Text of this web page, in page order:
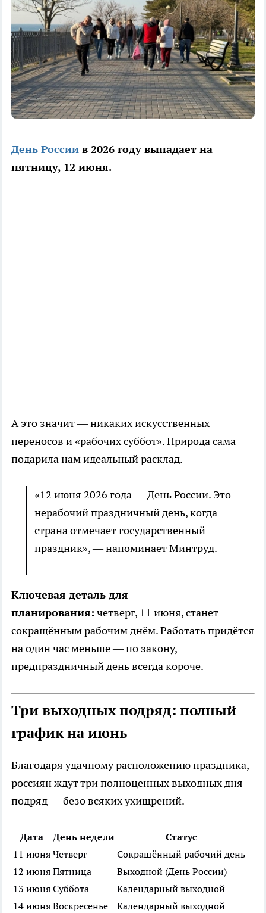
День России в 2026 году выпадает на
пятницу, 12 июня.
А это значит — никаких искусственных
переносов и «рабочих суббот». Природа сама
подарила нам идеальный расклад.
«12 июня 2026 года — День России. Это
нерабочий праздничный день, когда
страна отмечает государственный
праздник», — напоминает Минтруд.
Ключевая деталь для
планирования: четверг, 11 июня, станет
сокращённым рабочим днём. Работать придётся
на один час меньше — по закону,
предпраздничный день всегда короче.
Три выходных подряд: полный
график на июнь
Благодаря удачному расположению праздника,
россиян ждут три полноценных выходных дня
подряд — безо всяких ухищрений.
Дата День недели
Статус
11 июня Четверг
Сокращённый рабочий день
12 июня Пятница
Выходной (День России)
13 июня Суббота
Календарный выходной
14 июня Воскресенье Календарный выходной